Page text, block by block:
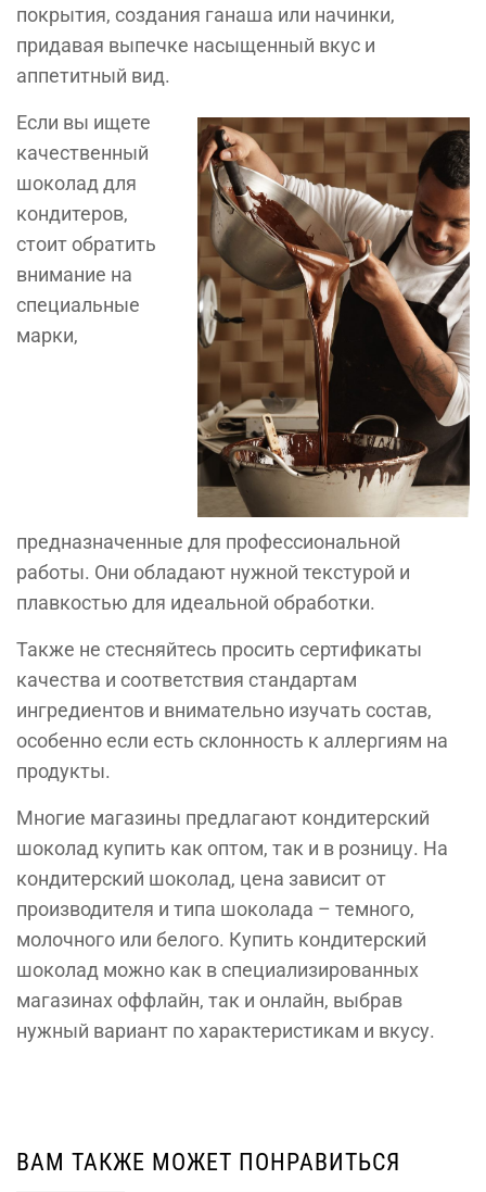
покрытия, создания ганаша или начинки,
придавая выпечке насыщенный вкус и
аппетитный вид.
Если вы ищете
качественный
шоколад для
кондитеров,
стоит обратить
внимание на
специальные
марки,
предназначенные для профессиональной
работы. Они обладают нужной текстурой и
плавкостью для идеальной обработки.
Также не стесняйтесь просить сертификаты
качества и соответствия стандартам
ингредиентов и внимательно изучать состав,
особенно если есть склонность к аллергиям на
продукты.
Многие магазины предлагают кондитерский
шоколад купить как оптом, так и в розницу. На
кондитерский шоколад, цена зависит от
производителя и типа шоколада – темного,
молочного или белого. Купить кондитерский
шоколад можно как в специализированных
магазинах оффлайн, так и онлайн, выбрав
нужный вариант по характеристикам и вкусу.
ВАМ ТАКЖЕ МОЖЕТ ПОНРАВИТЬСЯ